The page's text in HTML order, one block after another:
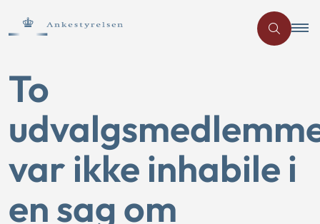
To
var ikke inhabile i
en sag om